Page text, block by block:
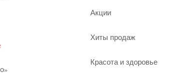
Акции
Хиты продаж
Красота и здоровье